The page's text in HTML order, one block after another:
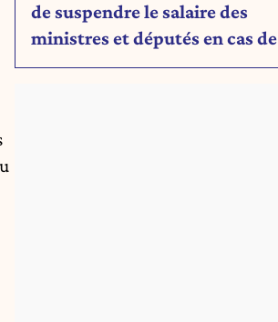
de suspendre le salaire des
ministres et députés en cas de
déficit budgétaire